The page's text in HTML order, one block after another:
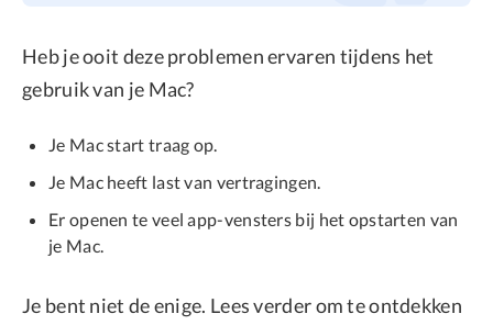
Heb je ooit deze problemen ervaren tijdens het
gebruik van je Mac?
Je Mac start traag op.
Je Mac heeft last van vertragingen.
Er openen te veel app-vensters bij het opstarten van
je Mac.
Je bent niet de enige. Lees verder om te ontdekken